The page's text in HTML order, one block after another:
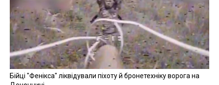
Бійці "Фенікса" ліквідували піхоту й бронетехніку ворога на